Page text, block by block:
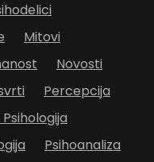
Mitovi
Novosti
Percepcija
Psihoanaliza